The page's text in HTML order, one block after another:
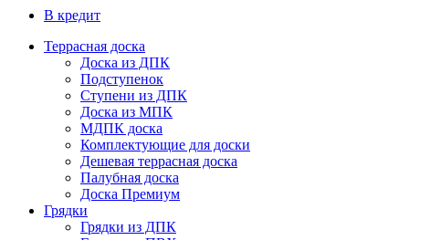
В кредит
Террасная доска
Доска из ДПК
Подступенок
Ступени из ДПК
Доска из МПК
МДПК доска
Комплектующие для доски
Дешевая террасная доска
Палубная доска
Доска Премиум
Грядки
Грядки из ДПК